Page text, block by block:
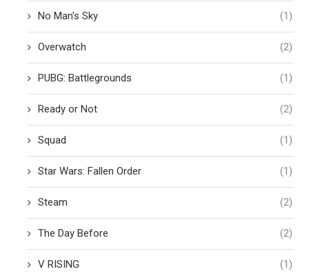
No Man's Sky (1)
Overwatch (2)
PUBG: Battlegrounds (1)
Ready or Not (2)
Squad (1)
Star Wars: Fallen Order (1)
Steam (2)
The Day Before (2)
V RISING (1)